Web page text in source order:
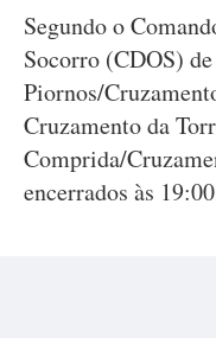
Segundo o
Socorro (CDOS)
Piornos/
Cruzamento da
Comprida/
encerrados às